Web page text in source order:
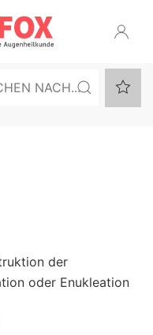
der
oder Enukleation